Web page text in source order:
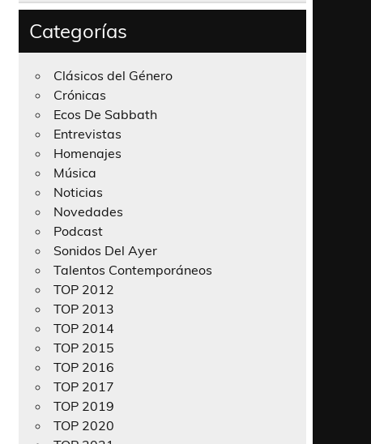
Categorías
Clásicos del Género
Crónicas
Ecos De Sabbath
Entrevistas
Homenajes
Música
Noticias
Novedades
Podcast
Sonidos Del Ayer
Talentos Contemporáneos
TOP 2012
TOP 2013
TOP 2014
TOP 2015
TOP 2016
TOP 2017
TOP 2019
TOP 2020